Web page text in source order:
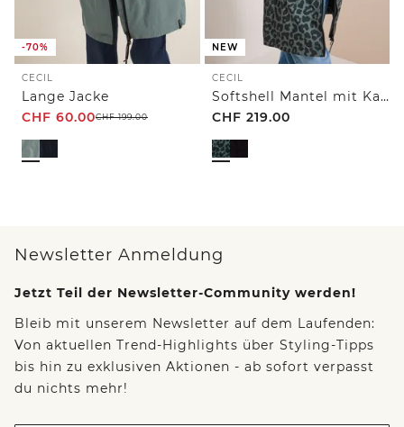
-70%
CECIL
Lange Jacke
CHF 60.00CHF199.00
NEW
CECIL
Softshell Mantel mit Kapuze und Leo-Muster
CHF 219.00
Newsletter Anmeldung
Jetzt Teil der Newsletter-Community werden!
Bleib mit unserem Newsletter auf dem Laufenden:
Von aktuellen Trend-Highlights über Styling-Tipps
bis hin zu exklusiven Aktionen - ab sofort verpasst
du nichts mehr!